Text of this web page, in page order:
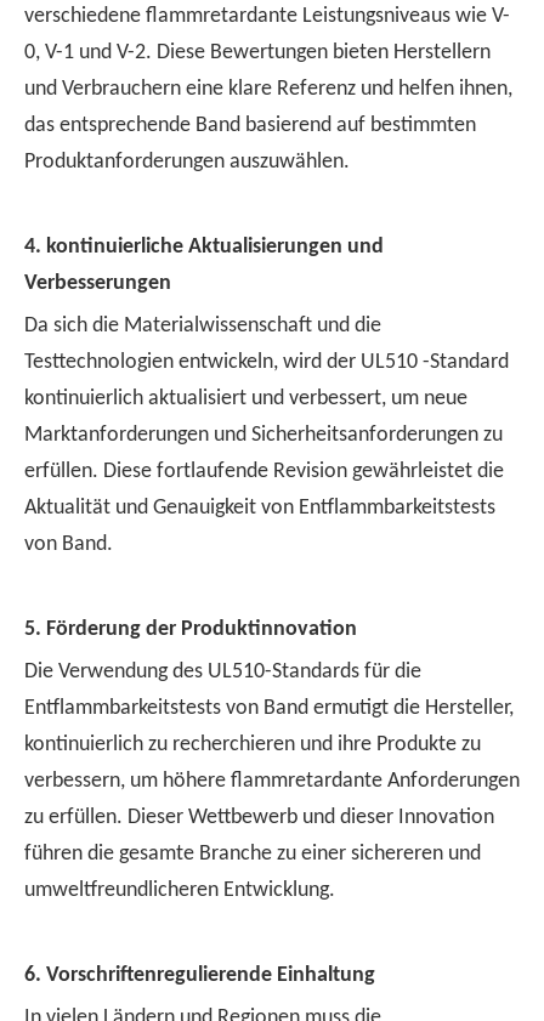
verschiedene flammretardante Leistungsniveaus wie V-
0, V-1 und V-2. Diese Bewertungen bieten Herstellern
und Verbrauchern eine klare Referenz und helfen ihnen,
das entsprechende Band basierend auf bestimmten
Produktanforderungen auszuwählen.
4. kontinuierliche Aktualisierungen und
Verbesserungen
Da sich die Materialwissenschaft und die
Testtechnologien entwickeln, wird der UL510 -Standard
kontinuierlich aktualisiert und verbessert, um neue
Marktanforderungen und Sicherheitsanforderungen zu
erfüllen. Diese fortlaufende Revision gewährleistet die
Aktualität und Genauigkeit von Entflammbarkeitstests
von Band.
5. Förderung der Produktinnovation
Die Verwendung des UL510-Standards für die
Entflammbarkeitstests von Band ermutigt die Hersteller,
kontinuierlich zu recherchieren und ihre Produkte zu
verbessern, um höhere flammretardante Anforderungen
zu erfüllen. Dieser Wettbewerb und dieser Innovation
führen die gesamte Branche zu einer sichereren und
umweltfreundlicheren Entwicklung.
6. Vorschriftenregulierende Einhaltung